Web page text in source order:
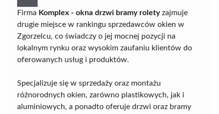
Firma Komplex - okna drzwi bramy roletyzajmuje
drugie miejsce w rankingu sprzedawców okien w
Zgorzelcu, co świadczy o jej mocnej pozycji na
lokalnym rynku oraz wysokim zaufaniu klientów do
oferowanych usług i produktów.
Specjalizuje się w sprzedaży oraz montażu
różnorodnych okien, zarówno plastikowych, jak i
aluminiowych, a ponadto oferuje drzwi oraz bramy